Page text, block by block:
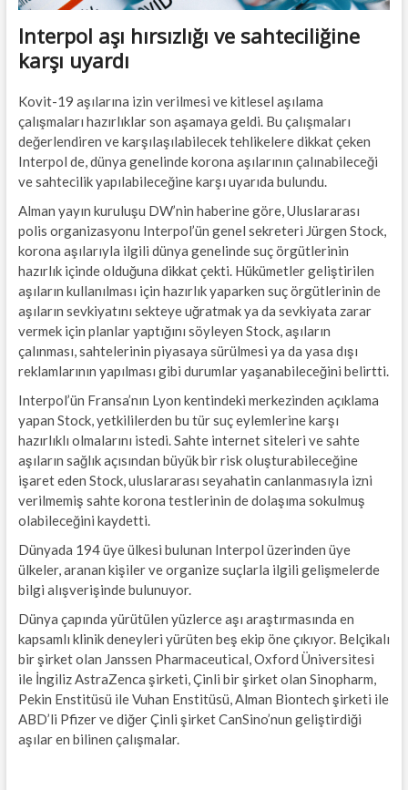
Interpol aşı hırsızlığı ve sahteciliğine
karşı uyardı
Kovit-19 aşılarına izin verilmesi ve kitlesel aşılama
çalışmaları hazırlıklar son aşamaya geldi. Bu çalışmaları
değerlendiren ve karşılaşılabilecek tehlikelere dikkat çeken
Interpol de, dünya genelinde korona aşılarının çalınabileceği
ve sahtecilik yapılabileceğine karşı uyarıda bulundu.
Alman yayın kuruluşu DW’nin haberine göre, Uluslararası
polis organizasyonu Interpol’ün genel sekreteri Jürgen Stock,
korona aşılarıyla ilgili dünya genelinde suç örgütlerinin
hazırlık içinde olduğuna dikkat çekti. Hükümetler geliştirilen
aşıların kullanılması için hazırlık yaparken suç örgütlerinin de
aşıların sevkiyatını sekteye uğratmak ya da sevkiyata zarar
vermek için planlar yaptığını söyleyen Stock, aşıların
çalınması, sahtelerinin piyasaya sürülmesi ya da yasa dışı
reklamlarının yapılması gibi durumlar yaşanabileceğini belirtti.
Interpol’ün Fransa’nın Lyon kentindeki merkezinden açıklama
yapan Stock, yetkililerden bu tür suç eylemlerine karşı
hazırlıklı olmalarını istedi. Sahte internet siteleri ve sahte
aşıların sağlık açısından büyük bir risk oluşturabileceğine
işaret eden Stock, uluslararası seyahatin canlanmasıyla izni
verilmemiş sahte korona testlerinin de dolaşıma sokulmuş
olabileceğini kaydetti.
Dünyada 194 üye ülkesi bulunan Interpol üzerinden üye
ülkeler, aranan kişiler ve organize suçlarla ilgili gelişmelerde
bilgi alışverişinde bulunuyor.
Dünya çapında yürütülen yüzlerce aşı araştırmasında en
kapsamlı klinik deneyleri yürüten beş ekip öne çıkıyor. Belçikalı
bir şirket olan Janssen Pharmaceutical, Oxford Üniversitesi
ile İngiliz AstraZenca şirketi, Çinli bir şirket olan Sinopharm,
Pekin Enstitüsü ile Vuhan Enstitüsü, Alman Biontech şirketi ile
ABD’li Pfizer ve diğer Çinli şirket CanSino’nun geliştirdiği
aşılar en bilinen çalışmalar.